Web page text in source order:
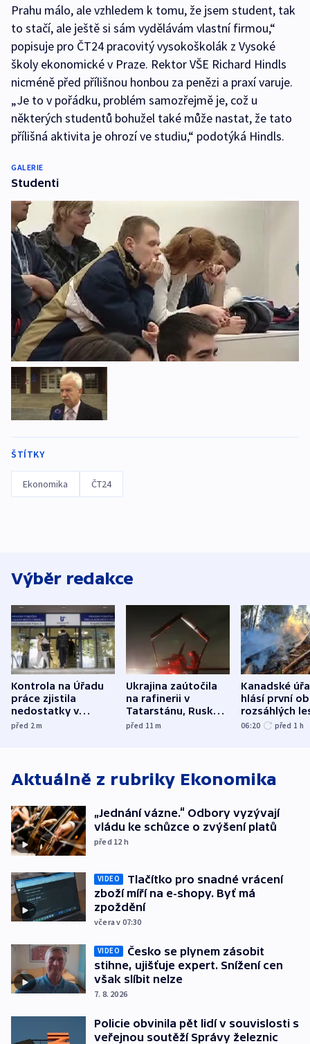
Prahu málo, ale vzhledem k tomu, že jsem student, tak
to stačí, ale ještě si sám vydělávám vlastní firmou,“
popisuje pro ČT24 pracovitý vysokoškolák z Vysoké
školy ekonomické v Praze. Rektor VŠE Richard Hindls
nicméně před přílišnou honbou za penězi a praxí varuje.
„Je to v pořádku, problém samozřejmě je, což u
některých studentů bohužel také může nastat, že tato
přílišná aktivita je ohrozí ve studiu,“ podotýká Hindls.
GALERIE
Studenti
ŠTÍTKY
Ekonomika ČT24
Výběr redakce
Kontrola na Úřadu
práce zjistila
nedostatky v
účetnictví za 5,6
před 2m
Ukrajina zaútočila
na rafinerii v
Tatarstánu, Rusko
bombardovalo
před 11m
Kanadské
hlásí první
rozsáhlých
požárů
06:20 před 1 h
Aktuálně z rubriky Ekonomika
„Jednání vázne.“ Odbory vyzývají
vládu ke schůzce o zvýšení platů
před 12 h
VIDEO
Tlačítko pro snadné vrácení
zboží míří na e-shopy. Byť má
zpoždění
včera v 07:30
VIDEO
Česko se plynem zásobit
stihne, ujišťuje expert. Snížení cen
však slíbit nelze
7. 8. 2026
Policie obvinila pět lidí v souvislosti s
veřejnou soutěží Správy železnic